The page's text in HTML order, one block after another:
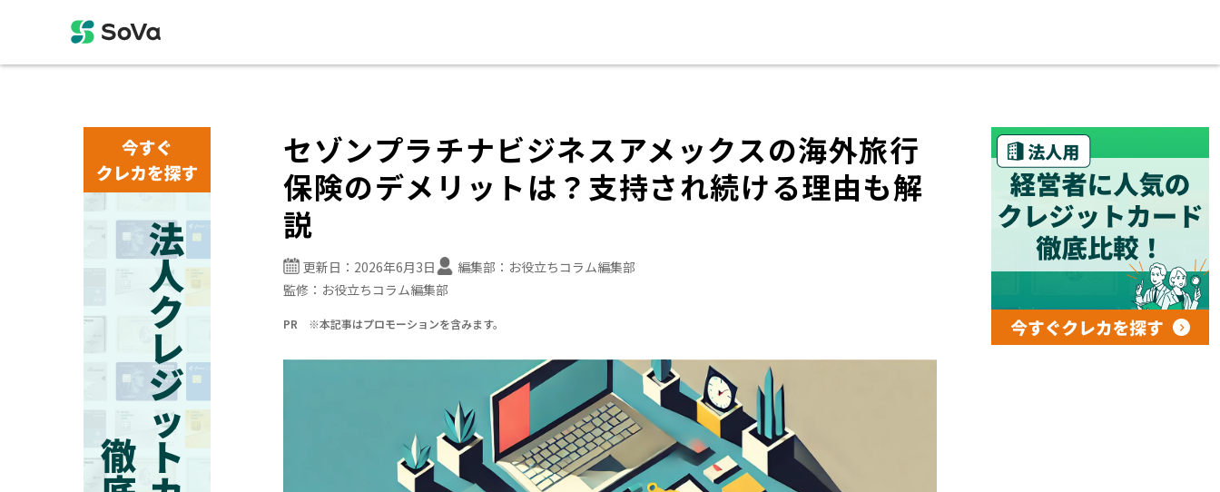
セゾンプラチナビジネスアメックスの海外旅行
保険のデメリットは？支持され続ける理由も解
説
更新日： 2026年6月3日 編集部： お役立ちコラム編集部
監修： お役立ちコラム編集部
PR ※本記事はプロモーションを含みます。